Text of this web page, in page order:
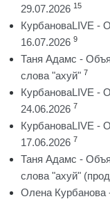
29.07.2026 15
КурбановаLIVE -
16.07.2026 9
Таня Адамс -
слова "ахуй" 7
КурбановаLIVE -
24.06.2026 7
КурбановаLIVE -
17.06.2026 7
Таня Адамс -
слова "ахуй"
Олена Курбанова